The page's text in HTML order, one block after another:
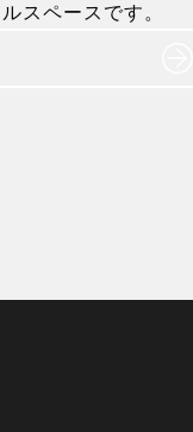
スペースです。